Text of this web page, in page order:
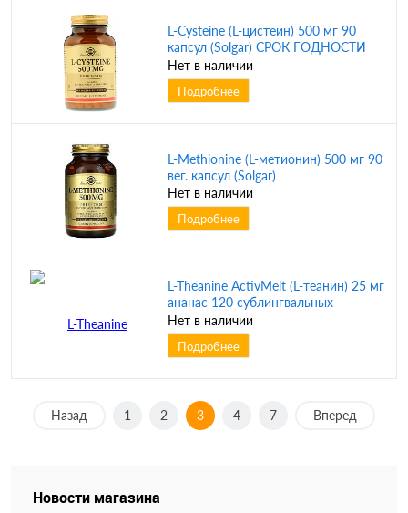
L-Cysteine (L-цистеин) 500 мг 90
капсул (Solgar) СРОК ГОДНОСТИ
11/2024
Нет в наличии
Подробнее
L-Methionine (L-метионин) 500 мг 90
вег. капсул (Solgar)
Нет в наличии
Подробнее
L-Theanine ActivMelt (L-теанин) 25 мг
ананас 120 сублингвальных
таблеток (KAL)
Нет в наличии
Подробнее
Назад 1 2 3 4 7 Вперед
Новости магазина